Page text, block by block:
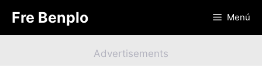
contenido
Fre Benplo Menú
Advertisements